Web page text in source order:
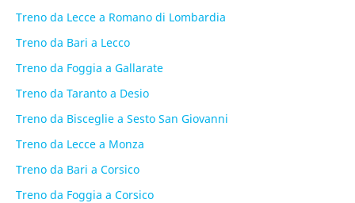
Treno da Lecce a Romano di Lombardia
Treno da Bari a Lecco
Treno da Foggia a Gallarate
Treno da Taranto a Desio
Treno da Bisceglie a Sesto San Giovanni
Treno da Lecce a Monza
Treno da Bari a Corsico
Treno da Foggia a Corsico